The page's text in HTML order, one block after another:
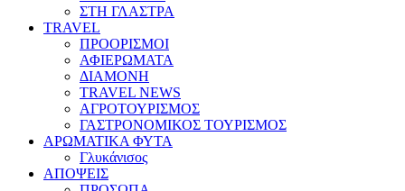
ΣΤΗ ΓΛΑΣΤΡΑ
TRAVEL
ΠΡΟΟΡΙΣΜΟΙ
ΑΦΙΕΡΩΜΑΤΑ
ΔΙΑΜΟΝΗ
TRAVEL NEWS
ΑΓΡΟΤΟΥΡΙΣΜΟΣ
ΓΑΣΤΡΟΝΟΜΙΚΟΣ ΤΟΥΡΙΣΜΟΣ
ΑΡΩΜΑΤΙΚΑ ΦΥΤΑ
Γλυκάνισος
ΑΠΟΨΕΙΣ